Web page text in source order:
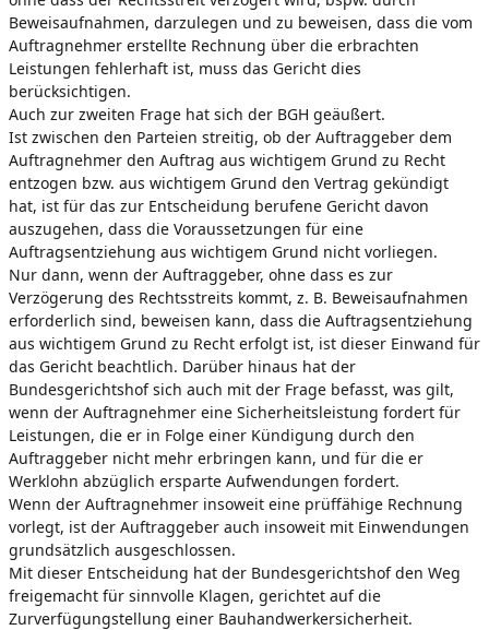
Beweisaufnahmen, darzulegen und zu beweisen, dass die vom
Auftragnehmer erstellte Rechnung über die erbrachten
Leistungen fehlerhaft ist, muss das Gericht dies
berücksichtigen.
Auch zur zweiten Frage hat sich der BGH geäußert.
Ist zwischen den Parteien streitig, ob der Auftraggeber dem
Auftragnehmer den Auftrag aus wichtigem Grund zu Recht
entzogen bzw. aus wichtigem Grund den Vertrag gekündigt
hat, ist für das zur Entscheidung berufene Gericht davon
auszugehen, dass die Voraussetzungen für eine
Auftragsentziehung aus wichtigem Grund nicht vorliegen.
Nur dann, wenn der Auftraggeber, ohne dass es zur
Verzögerung des Rechtsstreits kommt, z. B. Beweisaufnahmen
erforderlich sind, beweisen kann, dass die Auftragsentziehung
aus wichtigem Grund zu Recht erfolgt ist, ist dieser Einwand für
das Gericht beachtlich. Darüber hinaus hat der
Bundesgerichtshof sich auch mit der Frage befasst, was gilt,
wenn der Auftragnehmer eine Sicherheitsleistung fordert für
Leistungen, die er in Folge einer Kündigung durch den
Auftraggeber nicht mehr erbringen kann, und für die er
Werklohn abzüglich ersparte Aufwendungen fordert.
Wenn der Auftragnehmer insoweit eine prüffähige Rechnung
vorlegt, ist der Auftraggeber auch insoweit mit Einwendungen
grundsätzlich ausgeschlossen.
Mit dieser Entscheidung hat der Bundesgerichtshof den Weg
freigemacht für sinnvolle Klagen, gerichtet auf die
Zurverfügungstellung einer Bauhandwerkersicherheit.